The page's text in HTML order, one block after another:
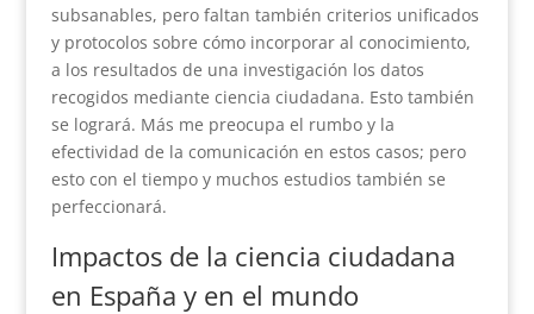
subsanables, pero faltan también criterios unificados
y protocolos sobre cómo incorporar al conocimiento,
a los resultados de una investigación los datos
recogidos mediante ciencia ciudadana. Esto también
se logrará. Más me preocupa el rumbo y la
efectividad de la comunicación en estos casos; pero
esto con el tiempo y muchos estudios también se
perfeccionará.
Impactos de la ciencia ciudadana
en España y en el mundo